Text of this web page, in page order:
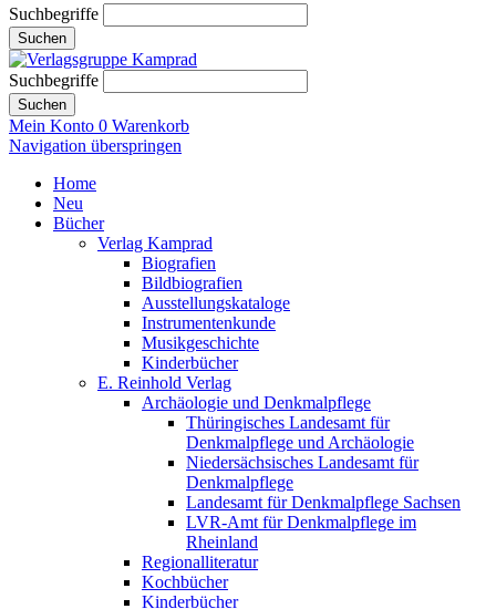
Suchbegriffe
Suchen
Suchbegriffe
Suchen
Mein Konto 0 Warenkorb
Navigation überspringen
Home
Neu
Bücher
Verlag Kamprad
Biografien
Bildbiografien
Ausstellungskataloge
Instrumentenkunde
Musikgeschichte
Kinderbücher
E. Reinhold Verlag
Archäologie und Denkmalpflege
Thüringisches Landesamt für
Denkmalpflege und Archäologie
Niedersächsisches Landesamt für
Denkmalpflege
Landesamt für Denkmalpflege Sachsen
LVR-Amt für Denkmalpflege im
Rheinland
Regionalliteratur
Kochbücher
Kinderbücher